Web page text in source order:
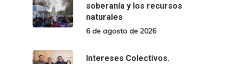
soberanía y los recursos
naturales
6 de agosto de 2026
Intereses Colectivos.